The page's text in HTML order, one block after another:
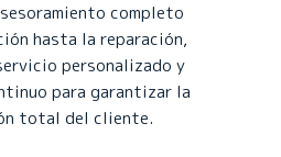
completo
hasta la reparación,
personalizado y
para garantizar la
total del cliente.